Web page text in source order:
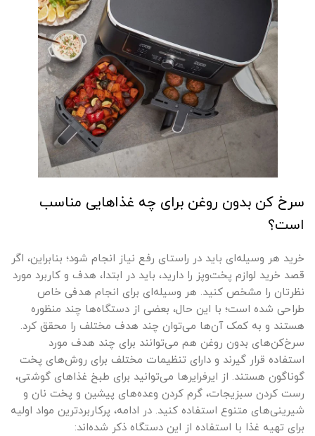
سرخ کن بدون روغن برای چه غذاهایی مناسب
است؟
خرید هر وسیله‌ای باید در راستای رفع نیاز انجام شود؛ بنابراین، اگر
قصد خرید لوازم پخت‌وپز را دارید، باید در ابتدا، هدف و کاربرد مورد
نظرتان را مشخص کنید. هر وسیله‌ای برای انجام هدفی خاص
طراحی شده است؛ با این حال، بعضی از دستگاه‌ها چند منظوره
هستند و به کمک آن‌ها می‌توان چند هدف مختلف را محقق کرد.
سرخ‌کن‌های بدون روغن هم می‌توانند برای چند هدف مورد
استفاده قرار گیرند و دارای تنظیمات مختلف برای روش‌های پخت
گوناگون هستند. از ایرفرایرها می‌توانید برای طبخ غذاهای گوشتی،
رست کردن سبزیجات، گرم کردن وعده‌های پیشین و پخت نان و
شیرینی‌های متنوع استفاده کنید. در ادامه، پرکاربردترین مواد اولیه
برای تهیه غذا با استفاده از این دستگاه ذکر شده‌اند: